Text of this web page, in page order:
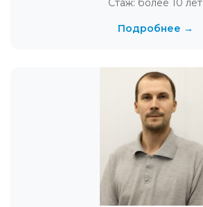
Стаж: более 10 лет
Подробнее →